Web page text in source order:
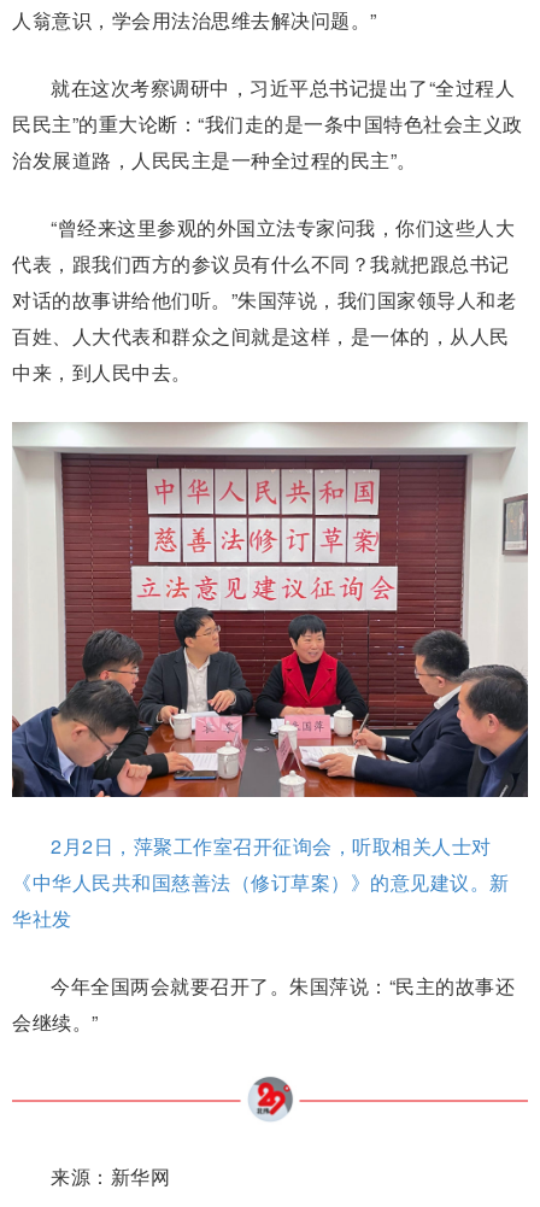
人翁意识，学会用法治思维去解决问题。”
就在这次考察调研中，习近平总书记提出了“全过程人
民民主”的重大论断：“我们走的是一条中国特色社会主义政
治发展道路，人民民主是一种全过程的民主”。
“曾经来这里参观的外国立法专家问我，你们这些人大
代表，跟我们西方的参议员有什么不同？我就把跟总书记
对话的故事讲给他们听。”朱国萍说，我们国家领导人和老
百姓、人大代表和群众之间就是这样，是一体的，从人民
中来，到人民中去。
2月2日，萍聚工作室召开征询会，听取相关人士对
《中华人民共和国慈善法（修订草案）》的意见建议。新
华社发
今年全国两会就要召开了。朱国萍说：“民主的故事还
会继续。”
来源：新华网